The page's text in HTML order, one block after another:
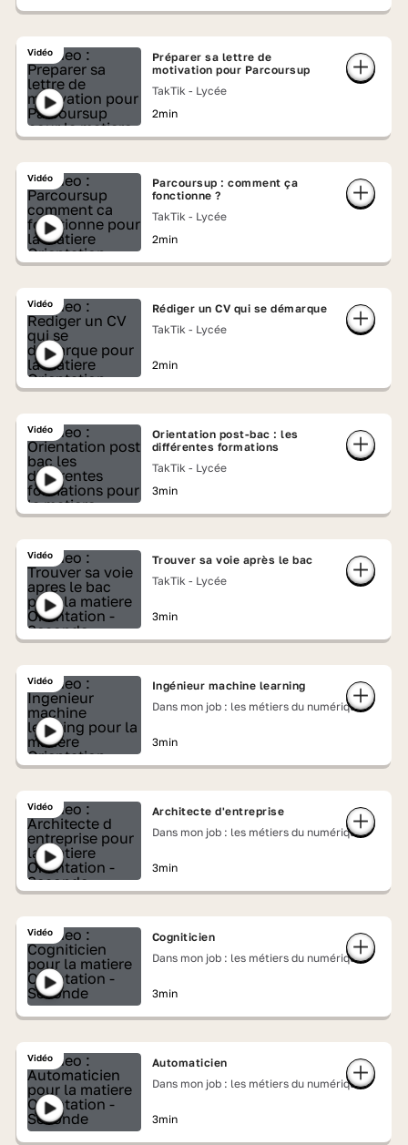
Vidéo
Préparer sa lettre de
motivation pour Parcoursup
TakTik - Lycée
2min
Vidéo
Parcoursup : comment ça
fonctionne ?
TakTik - Lycée
2min
Vidéo
Rédiger un CV qui se démarque
TakTik - Lycée
2min
Vidéo
Orientation post-bac : les
différentes formations
TakTik - Lycée
3min
Vidéo
Trouver sa voie après le bac
TakTik - Lycée
3min
Vidéo
Ingénieur machine learning
Dans mon job : les métiers du numérique
3min
Vidéo
Architecte d'entreprise
Dans mon job : les métiers du numérique
3min
Vidéo
Cogniticien
Dans mon job : les métiers du numérique
3min
Vidéo
Automaticien
Dans mon job : les métiers du numérique
3min